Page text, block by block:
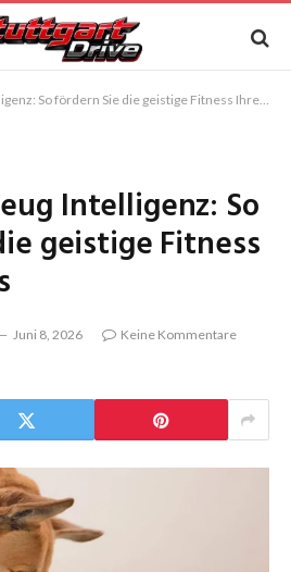
So fördern Sie die geistige Fitness Ihres Hundes
Intelligenz: So
geistige Fitness
Juni 8, 2026
Keine Kommentare